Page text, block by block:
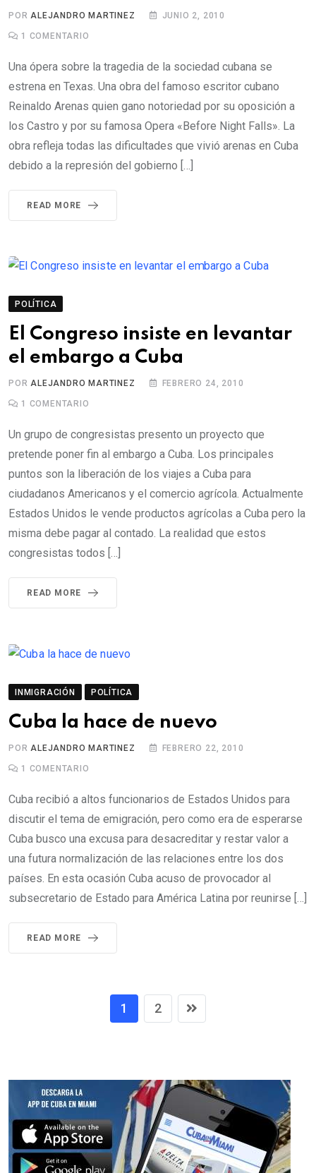
POR ALEJANDRO MARTINEZ JUNIO 2, 2010
1 COMENTARIO
Una ópera sobre la tragedia de la sociedad cubana se
estrena en Texas. Una obra del famoso escritor cubano
Reinaldo Arenas quien gano notoriedad por su oposición a
los Castro y por su famosa Opera «Before Night Falls». La
obra refleja todas las dificultades que vivió arenas en Cuba
debido a la represión del gobierno […]
READ MORE
POLÍTICA
El Congreso insiste en levantar
el embargo a Cuba
PORALEJANDRO MARTINEZ FEBRERO 24, 2010
1 COMENTARIO
Un grupo de congresistas presento un proyecto que
pretende poner fin al embargo a Cuba. Los principales
puntos son la liberación de los viajes a Cuba para
ciudadanos Americanos y el comercio agrícola. Actualmente
Estados Unidos le vende productos agrícolas a Cuba pero la
misma debe pagar al contado. La realidad que estos
congresistas todos […]
READ MORE
INMIGRACIÓN POLÍTICA
Cuba la hace de nuevo
PORALEJANDRO MARTINEZ FEBRERO 22, 2010
1 COMENTARIO
Cuba recibió a altos funcionarios de Estados Unidos para
discutir el tema de emigración, pero como era de esperarse
Cuba busco una excusa para desacreditar y restar valor a
una futura normalización de las relaciones entre los dos
países. En esta ocasión Cuba acuso de provocador al
subsecretario de Estado para América Latina por reunirse […]
READ MORE
1 2